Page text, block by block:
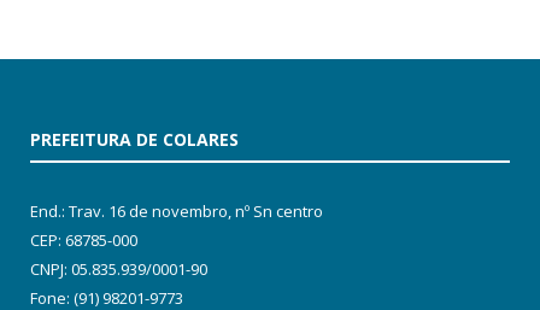
PREFEITURA DE COLARES
End.: Trav. 16 de novembro, nº Sn centro
CEP: 68785-000
CNPJ: 05.835.939/0001-90
Fone: (91) 98201-9773